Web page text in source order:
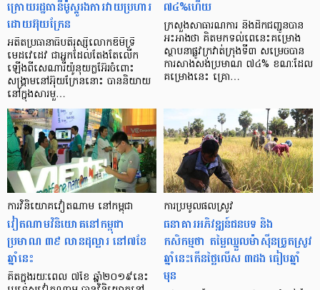
ក្រោយរដ្ឋធានីម៉ូស្គូរងការវាយប្រហារ
ដោយអ៊ុយក្រែន
អតីតប្រធានាធិបតីរុស្ស៊ីលោកឌីមីទ្រី
មេដវេដេវ ជាអ្នកដែលតែងតែលើក
ឡើងពីសេណារីយ៉ូនុយក្លអ៊ែរចំពោះ
សង្គ្រាមនៅអ៊ុយក្រែននោះ បាននិយាយ
នៅក្នុងសារមួ…
៧៤%ហើយ
ក្រសួងសាធារណការ និងដឹកជញ្ជូនបាន
អះអាងថា គិតមកទល់ពេនេះគម្រោង
ស្ថាបនាផ្លូវក្រវាត់ក្រុងទី៣ សម្រេចបាន
ការសាងសង់ប្រមាណ ៧៤% ខណៈដែល
គម្រោងនេះ គ្រោ…
ការវិនិយោគវៀតណាម នៅកម្ពុជា
វៀតណាមវិនិយោគនៅកម្ពុជា
ប្រមាណ ៣៩ លានដុល្លារ នៅ៧ខែ
ឆ្នាំនេះ
គិតក្នុងរយៈពេល ៧ខែ ឆ្នាំ២០១៩នេះ
ការប្រមូលផលស្រូវ
ធនាគារអភិវឌ្ឍន៍ជនបទ និង
កសិកម្មថា តម្លៃឈ្នួលម៉ាស៊ីនច្រូតស្រូវ
ឆ្នាំនេះកើនថ្លៃលើស ៣ដង ធៀបឆ្នាំ
មុន